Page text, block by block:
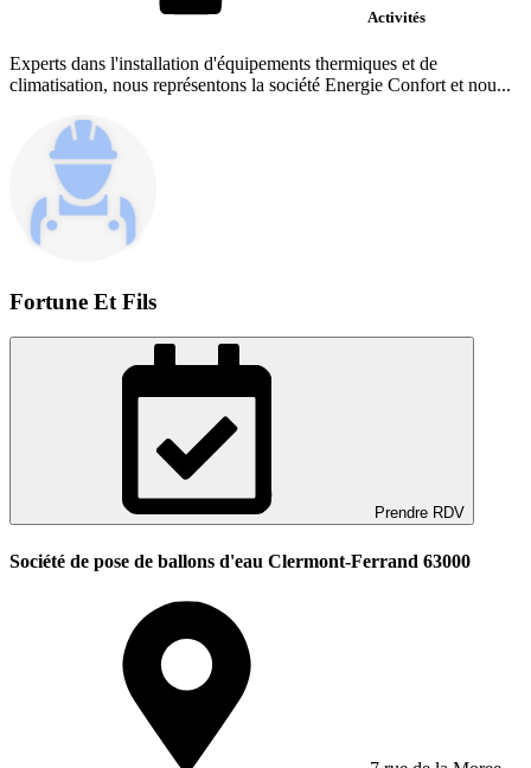
Activités
Experts dans l'installation d'équipements thermiques et de
climatisation, nous représentons la société Energie Confort et nou...
Fortune Et Fils
Prendre RDV
Société de pose de ballons d'eau Clermont-Ferrand 63000